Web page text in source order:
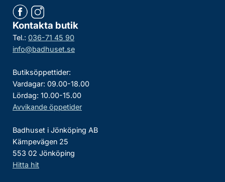
Kontakta butik
Tel.: 036-71 45 90
info@badhuset.se
Butiksöppettider:
Vardagar: 09.00-18.00
Lördag: 10.00-15.00
Avvikande öppetider
Badhuset i Jönköping AB
Kämpevägen 25
553 02 Jönköping
Hitta hit